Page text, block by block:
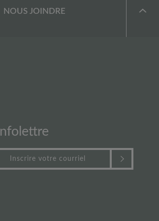
NOUS JOINDRE
Infolettre